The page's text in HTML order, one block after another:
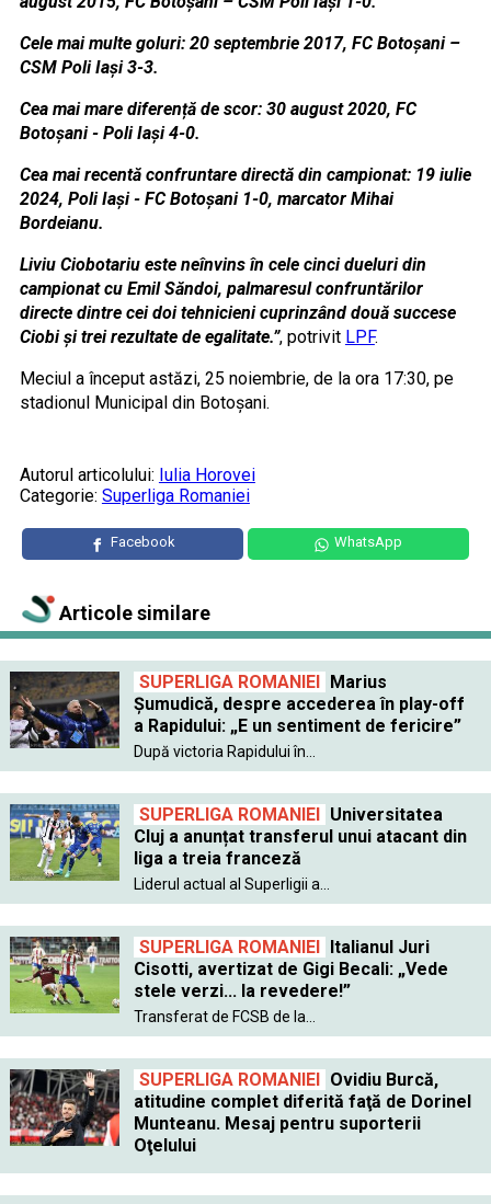
Cele mai multe goluri: 20 septembrie 2017, FC Botoșani –
CSM Poli Iași 3-3.
Cea mai mare diferență de scor: 30 august 2020, FC
Botoșani - Poli Iași 4-0.
Cea mai recentă confruntare directă din campionat: 19 iulie
2024, Poli Iași - FC Botoșani 1-0, marcator Mihai
Bordeianu.
Liviu Ciobotariu este neînvins în cele cinci dueluri din
campionat cu Emil Săndoi, palmaresul confruntărilor
directe dintre cei doi tehnicieni cuprinzând două succese
Ciobi și trei rezultate de egalitate.”, potrivit LPF.
Meciul a început astăzi, 25 noiembrie, de la ora 17:30, pe
stadionul Municipal din Botoșani.
Autorul articolului: Iulia Horovei
Categorie: Superliga Romaniei
Facebook WhatsApp
Articole similare
SUPERLIGA ROMANIEI Marius
Șumudică, despre accederea în play-off
a Rapidului: „E un sentiment de fericire”
După victoria Rapidului în...
SUPERLIGA ROMANIEI Universitatea
Cluj a anunțat transferul unui atacant din
liga a treia franceză
Liderul actual al Superligii a...
SUPERLIGA ROMANIEI Italianul Juri
Cisotti, avertizat de Gigi Becali: „Vede
stele verzi... la revedere!”
Transferat de FCSB de la...
SUPERLIGA ROMANIEI Ovidiu Burcă,
atitudine complet diferită faţă de Dorinel
Munteanu. Mesaj pentru suporterii
Oţelului